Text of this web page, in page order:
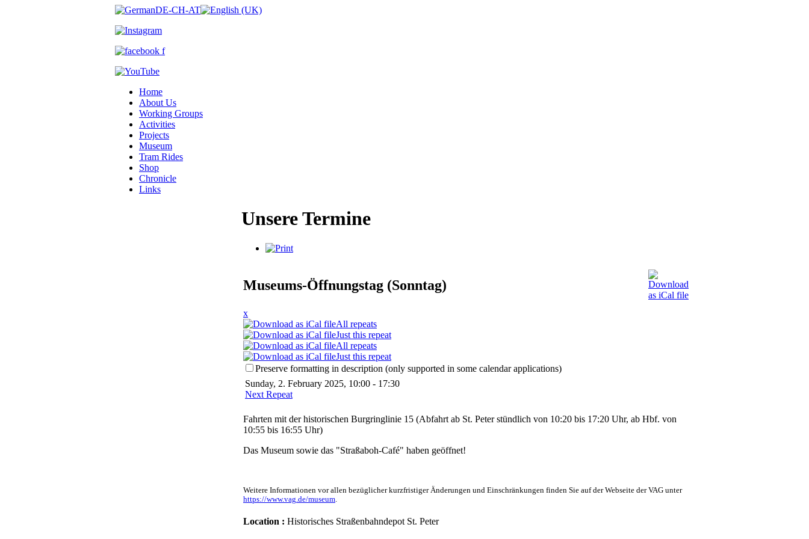
Home
About Us
Working Groups
Activities
Projects
Museum
Tram Rides
Shop
Chronicle
Links
Unsere Termine
Museums-Öffnungstag (Sonntag)
x
All repeats
Just this repeat
All repeats
Just this repeat
Preserve formatting in description (only supported in some calendar applications)
Sunday, 2. February 2025, 10:00 - 17:30
Next Repeat
Fahrten mit der historischen Burgringlinie 15 (Abfahrt ab St. Peter stündlich von 10:20 bis 17:20 Uhr, ab Hbf. von
10:55 bis 16:55 Uhr)
Das Museum sowie das "Straßaboh-Café" haben geöffnet!
Weitere Informationen vor allen bezüglicher kurzfristiger Änderungen und Einschränkungen finden Sie auf der Webseite der VAG unter
https://www.vag.de/museum.
Location : Historisches Straßenbahndepot St. Peter